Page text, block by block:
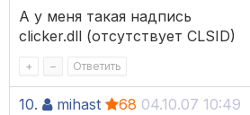
А у меня такая надпись
clicker.dll (отсутствует CLSID)
+ – Ответить
10. mihast 68 04.10.07 10:49